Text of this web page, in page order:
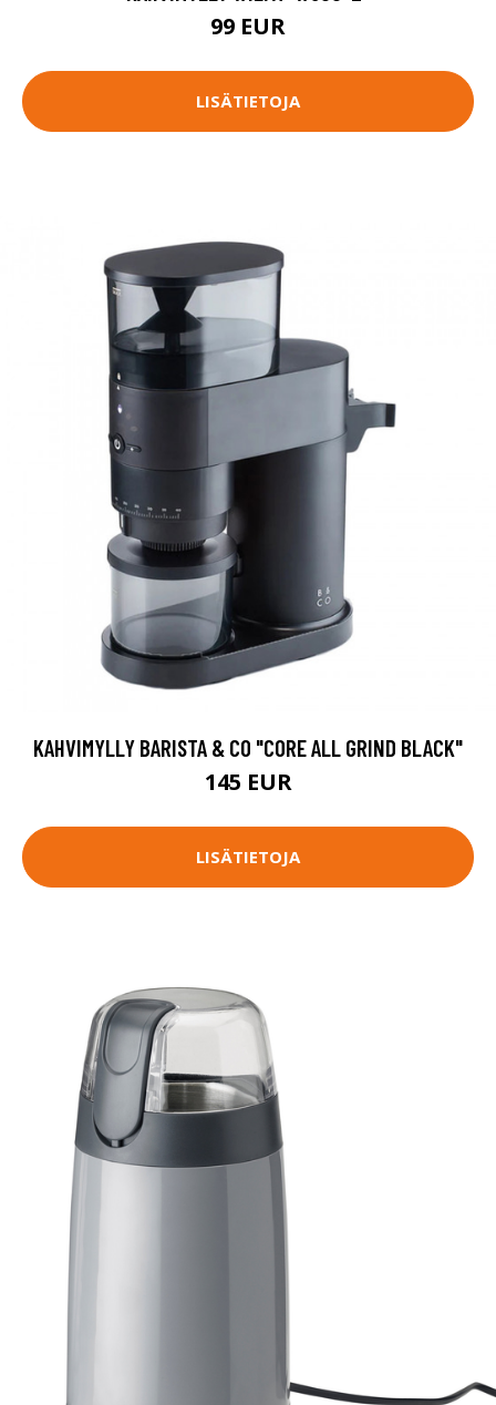
99 EUR
LISÄTIETOJA
KAHVIMYLLY BARISTA & CO "CORE ALL GRIND BLACK"
145 EUR
LISÄTIETOJA